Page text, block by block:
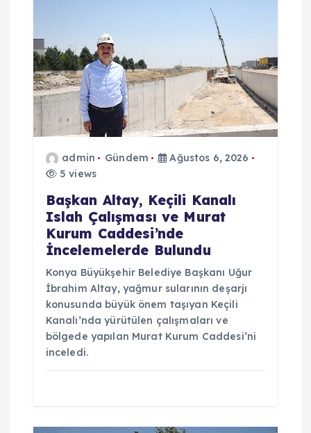
n
m
admin Gündem
Ağustos 6, 2026
5 views
Başkan Altay, Keçili Kanalı
Islah Çalışması ve Murat
Kurum Caddesi’nde
İncelemelerde Bulundu
Konya Büyükşehir Belediye Başkanı Uğur
İbrahim Altay, yağmur sularının deşarjı
konusunda büyük önem taşıyan Keçili
Kanalı’nda yürütülen çalışmaları ve
bölgede yapılan Murat Kurum Caddesi’ni
inceledi.